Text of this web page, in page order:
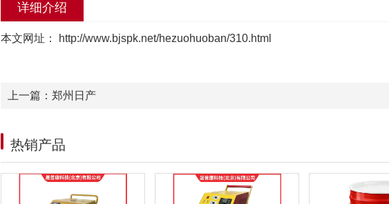
详细介绍
本文网址： http://www.bjspk.net/hezuohuoban/310.html
上一篇： 郑州日产
热销产品